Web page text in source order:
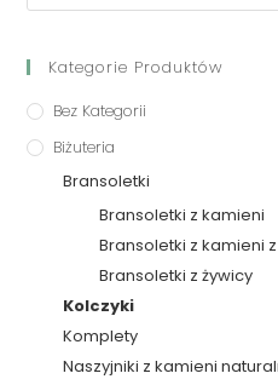
Kategorie Produktów
Bez Kategorii
Biżuteria
Bransoletki
Bransoletki z kamieni
Bransoletki z kamieni
Bransoletki z żywicy
Kolczyki
Komplety
Naszyjniki z kamieni